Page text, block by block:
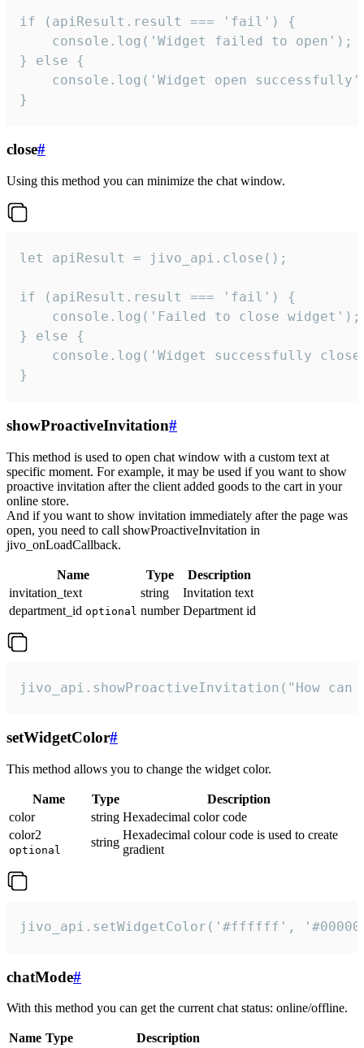
if (apiResult.result === 'fail') {
    console.log('Widget failed to open');
} else {
console.log('Widget open
}
close#
Using this method you can minimize the chat window.
let apiResult = jivo_api.close();
if (apiResult.result === 'fail') {
    console.log('Failed to close widget');
} else {
console.log('Widget successfully
}
showProactiveInvitation#
This method is used to open chat window with a custom text at
specific moment. For example, it may be used if you want to show
proactive invitation after the client added goods to the cart in your
online store.
And if you want to show invitation immediately after the page was
open, you need to call showProactiveInvitation in
jivo_onLoadCallback.
Name Type
Description
invitation_text
string
Invitation text
department_id optional number Department id
jivo_api.showProactiveInvitation("How
setWidgetColor#
This method allows you to change the widget color.
Name Type
Description
color
string Hexadecimal color code
color2
optional
string
Hexadecimal colour code is used to create
gradient
jivo_api.setWidgetColor('#ffffff',
chatMode#
With this method you can get the current chat status: online/offline.
Name Type
Description